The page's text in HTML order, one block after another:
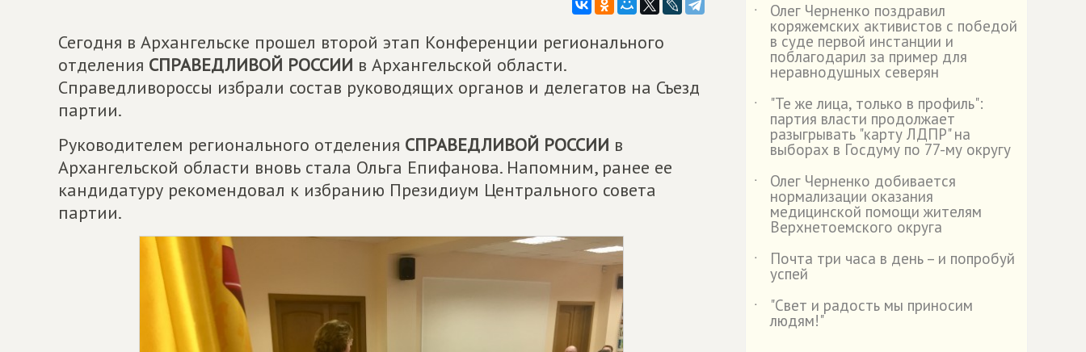
Сегодня в Архангельске прошел второй этап Конференции регионального
отделения СПРАВЕДЛИВОЙ РОССИИ в Архангельской области.
Справедливороссы избрали состав руководящих органов и делегатов на Съезд
партии.
Руководителем регионального отделения СПРАВЕДЛИВОЙ РОССИИ в
Архангельской области вновь стала Ольга Епифанова. Напомним, ранее ее
кандидатуру рекомендовал к избранию Президиум Центрального совета
партии.
˙ Олег Черненко поздравил
коряжемских активистов с победой
в суде первой инстанции и
поблагодарил за пример для
неравнодушных северян
˙
"Те же лица, только в профиль":
партия власти продолжает
разыгрывать "карту ЛДПР" на
выборах в Госдуму по 77-му округу
˙
Олег Черненко добивается
нормализации оказания
медицинской помощи жителям
Верхнетоемского округа
˙
Почта три часа в день – и попробуй
успей
˙
"Свет и радость мы приносим
людям!"